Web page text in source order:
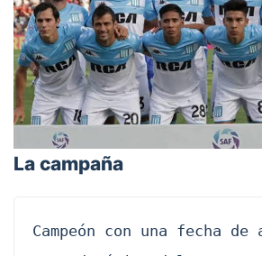
La campaña
Campeón con una fecha